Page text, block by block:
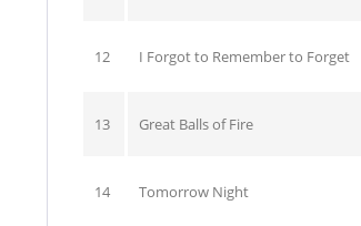
12 I Forgot to Remember to Forget
13 Great Balls of Fire
14 Tomorrow Night